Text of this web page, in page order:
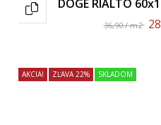
DOGE RIALTO
36,90 / m2
AKCIA! ZĽAVA 22% SKLADOM